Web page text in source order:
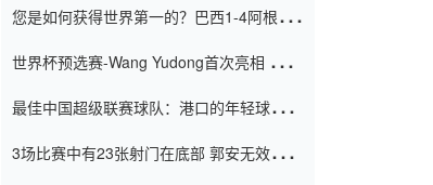
您是如何获得世界第一的？巴西1-4阿根
世界杯预选赛-Wang Yudong首次亮相 中国
最佳中国超级联赛球队：港口的年轻球员在
（Taishan）
3场比赛中有23张射门在底部 郭安无效传球